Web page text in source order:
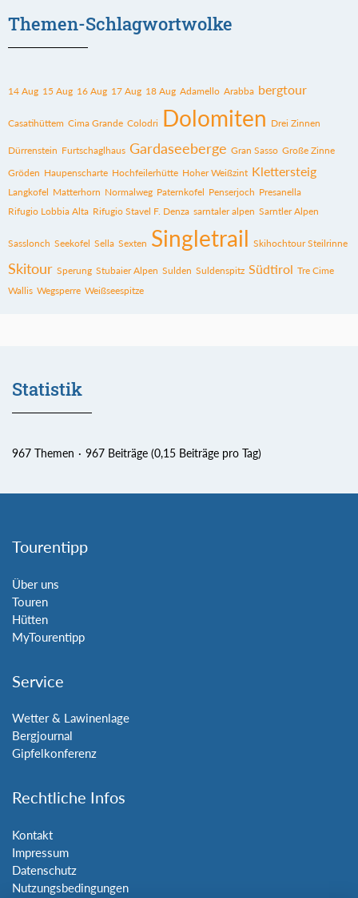
Themen-Schlagwortwolke
14 Aug 15 Aug 16 Aug 17 Aug 18 Aug Adamello Arabba bergtour
Casatihüttem Cima Grande Colodri Dolomiten Drei Zinnen
Dürrenstein Furtschaglhaus Gardaseeberge Gran Sasso Große Zinne
Gröden Haupenscharte Hochfeilerhütte Hoher Weißzint Klettersteig
Langkofel Matterhorn Normalweg Paternkofel Penserjoch Presanella
Rifugio Lobbia Alta Rifugio Stavel F. Denza sarntaler alpen Sarntler Alpen
Sasslonch Seekofel Sella Sexten Singletrail Skihochtour Steilrinne
Skitour Sperung Stubaier Alpen Sulden Suldenspitz Südtirol Tre Cime
Wallis Wegsperre Weißseespitze
Statistik
967 Themen 967 Beiträge (0,15 Beiträge pro Tag)
Tourentipp
Über uns
Touren
Hütten
MyTourentipp
Service
Wetter & Lawinenlage
Bergjournal
Gipfelkonferenz
Rechtliche Infos
Kontakt
Impressum
Datenschutz
Nutzungsbedingungen